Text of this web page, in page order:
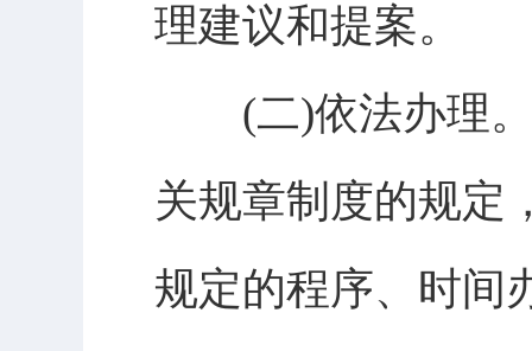
理建议和提案。
(二)依法办理。
关规章制度的规定
规定的程序、时间